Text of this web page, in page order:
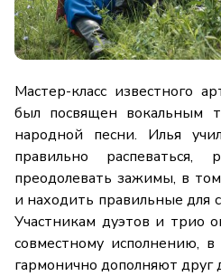
Мастер-класс известного
был посвящен вокальным
народной песни. Илья
правильно распеваться,
преодолевать зажимы, в том
и находить правильные для
Участникам дуэтов и трио
совместному исполнению,
гармонично дополняют друг